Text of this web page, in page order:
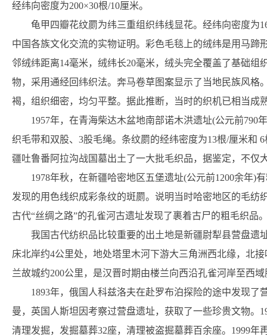
经纬向密度为200×30根/10厘米。
龟甲四瓣花纹罽为纬三重组织纬线显花。经纬向密度为
中国各族文化交流的实物证明。彩色毛毯上的绒纬是用马蹄
邻绒纬距离14毫米，绒纬长20毫米，绒头完全覆盖了基础
物，采用通经回纬织法。奔马卷草图案显示了当地民族风格
褐，组织细密，均匀平整。据此推断，当时的织机已相当成
1957年，在青海柴达木盆地南部诺木洪遗址(公元前
织毛带和双股、3股毛绳。条纹罽的经纬密度为13根/厘米和
疆吐鲁番阿拉沟战国墓出土了一大批毛织品，据鉴定，不仅
1978年秋，在新疆哈密地区五堡遗址(公元前1200余年)
发现的用色线织成彩条纹的斑罽。说明当时哈密地区的毛纺
古代“丝绸之路”的孔雀河古遗址发现了裹着古尸的粗毛织品
我国古代纺织品比较重要的出土地是新疆尉犁县营盘遗
床北岸约4公里处，地处塔里木河下游大三角洲西北缘，北
兰故城约200公里，是汉晋时期由楼兰向西沿孔雀河岸至西
1893年，俄国人科兹洛夫在赴罗布泊探险的途中发现
曼，英国人斯坦因考察过营盘遗址，获取了一些珍贵文物。
清理发掘，发掘墓葬32座，清理被盗掘墓葬百余座。1999